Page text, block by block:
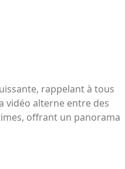
rappelant à tous
vidéo alterne entre des
offrant un panorama